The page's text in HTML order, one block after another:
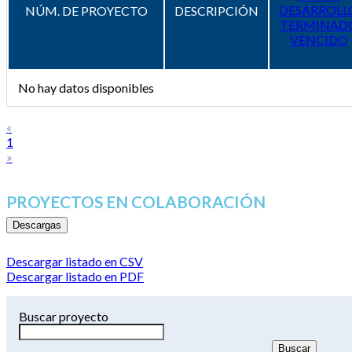
NÚM. DE PROYECTO DESCRIPCIÓN
VENCIDO
No hay datos disponibles
«
1
»
PROYECTOS EN COLABORACIÓN
Descargas
Descargar listado en CSV
Descargar listado en PDF
Buscar proyecto